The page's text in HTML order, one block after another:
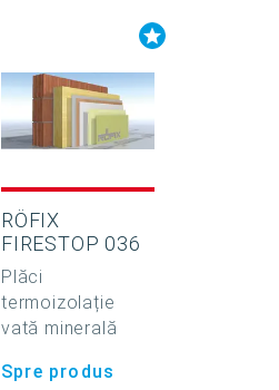
RÖFIX
FIRESTOP 036
Plăci
termoizolație
vată minerală
Spre produs